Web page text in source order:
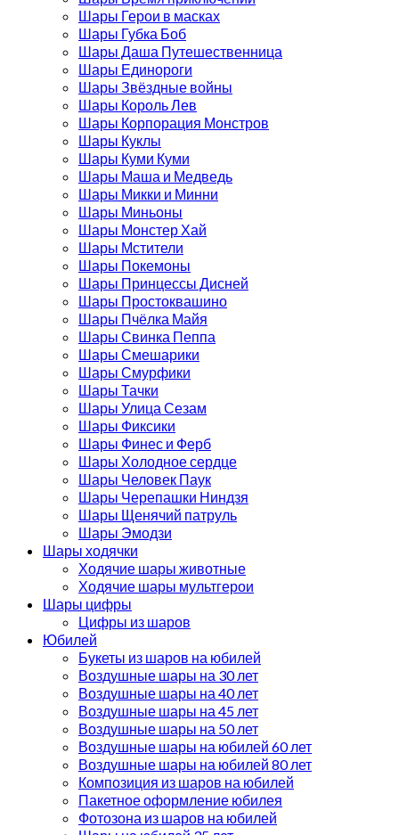
Шары Герои в масках
Шары Губка Боб
Шары Даша Путешественница
Шары Единороги
Шары Звёздные войны
Шары Король Лев
Шары Корпорация Монстров
Шары Куклы
Шары Куми Куми
Шары Маша и Медведь
Шары Микки и Минни
Шары Миньоны
Шары Монстер Хай
Шары Мстители
Шары Покемоны
Шары Принцессы Дисней
Шары Простоквашино
Шары Пчёлка Майя
Шары Свинка Пеппа
Шары Смешарики
Шары Смурфики
Шары Тачки
Шары Улица Сезам
Шары Фиксики
Шары Финес и Ферб
Шары Холодное сердце
Шары Человек Паук
Шары Черепашки Ниндзя
Шары Щенячий патруль
Шары Эмодзи
Шары ходячки
Ходячие шары животные
Ходячие шары мультгерои
Шары цифры
Цифры из шаров
Юбилей
Букеты из шаров на юбилей
Воздушные шары на 30 лет
Воздушные шары на 40 лет
Воздушные шары на 45 лет
Воздушные шары на 50 лет
Воздушные шары на юбилей 60 лет
Воздушные шары на юбилей 80 лет
Композиция из шаров на юбилей
Пакетное оформление юбилея
Фотозона из шаров на юбилей